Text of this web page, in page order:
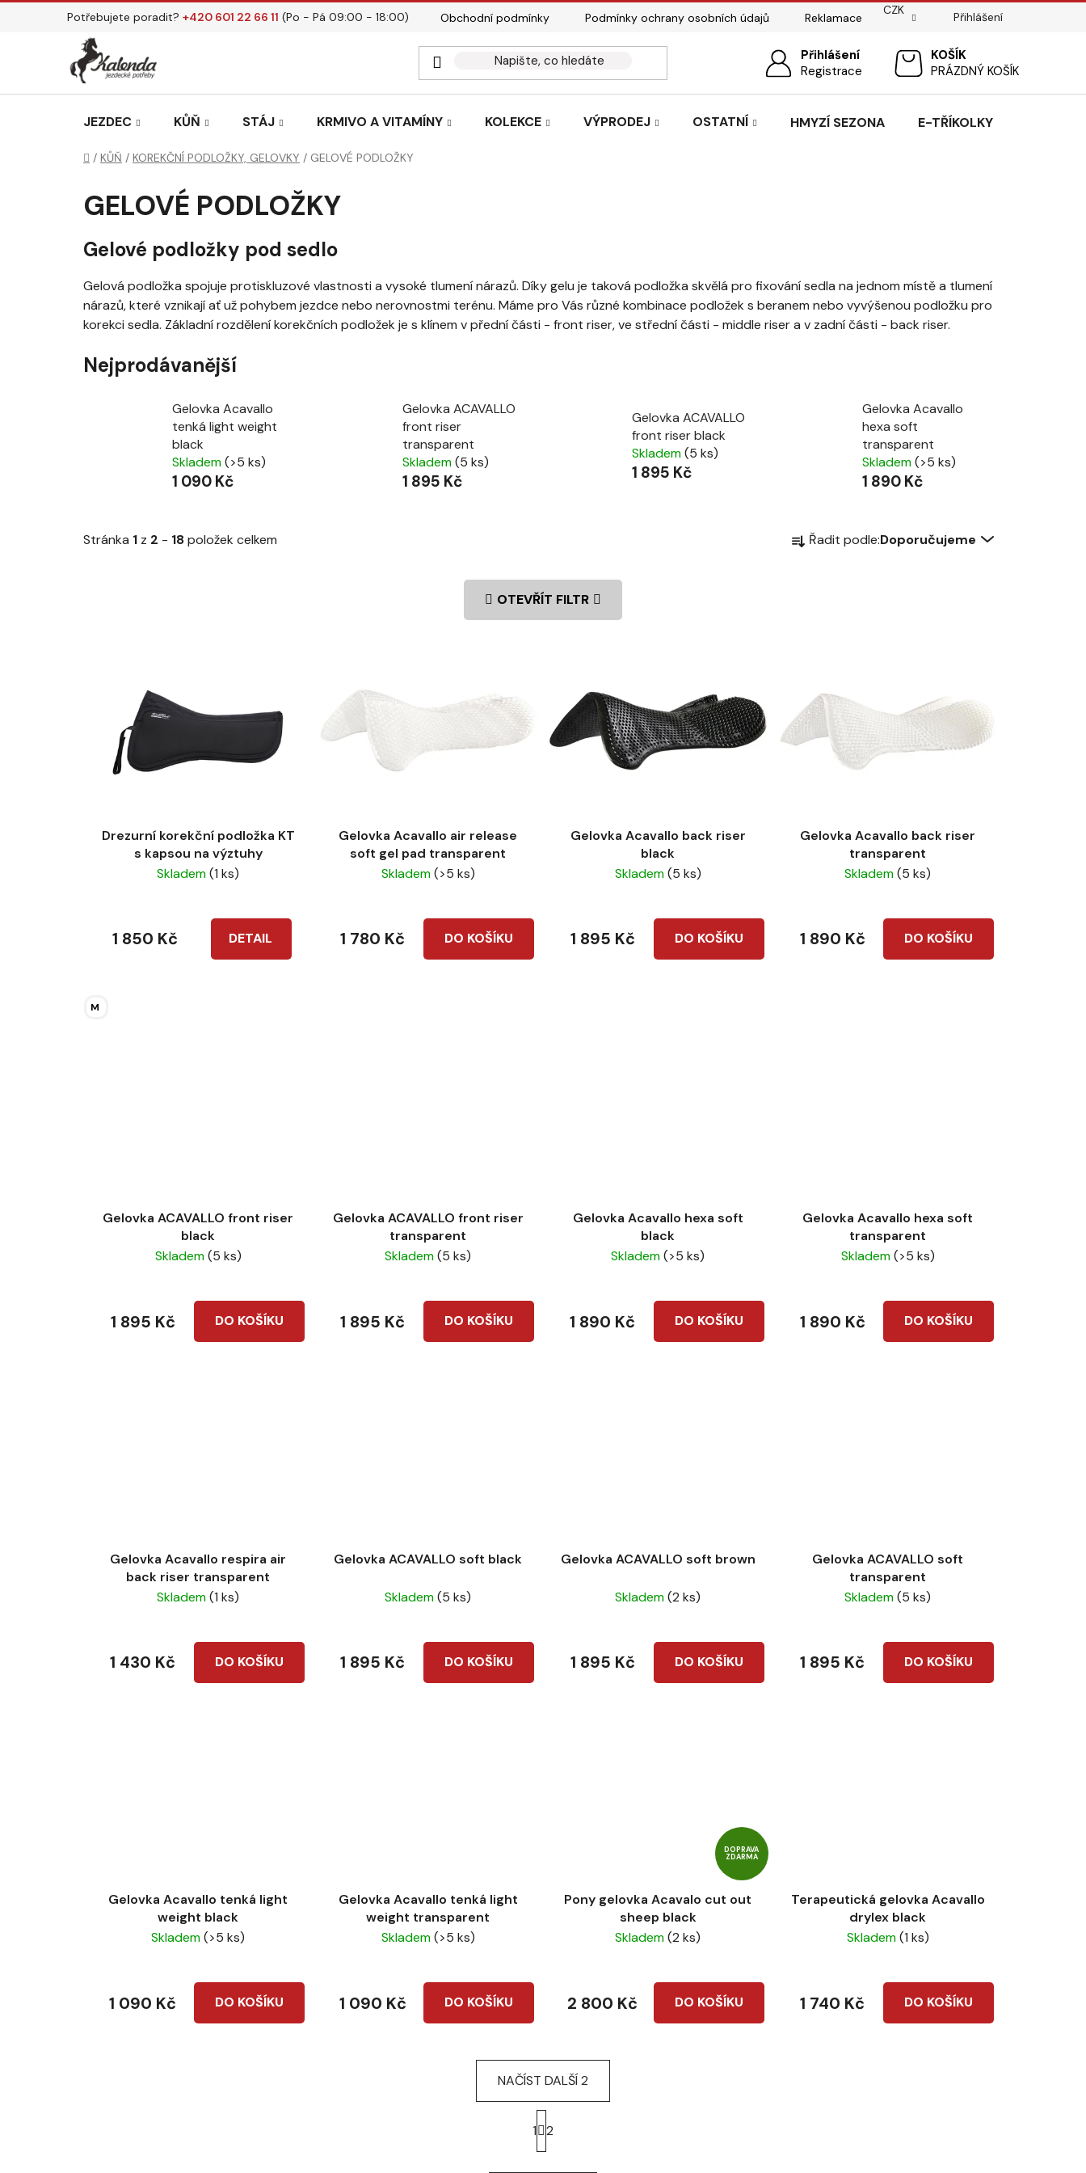
Přejít
Potřebujete poradit? +420 601 22 66 11 (Po - Pá 09:00 - 18:00) Obchodní podmínky Podmínky ochrany osobních údajů
Reklamace
Pasování sedel pro koně
CZK
Přihlášení
Přihlášení
Registrace
NÁKUPNÍPRÁZDNÝ KOŠÍK
JEZDEC KŮŇ STÁJ KRMIVO A VITAMÍNY KOLEKCE VÝPRODEJ OSTATNÍ HMYZÍ SEZONA E-TŘÍKOLKY
Domů
/ KŮŇ / KOREKČNÍ PODLOŽKY, GELOVKY / GELOVÉ PODLOŽKY
GELOVÉ PODLOŽKY
Gelové podložky pod sedlo
Gelová podložka spojuje protiskluzové vlastnosti a vysoké tlumení nárazů. Díky gelu je taková podložka skvělá pro fixování sedla na jednom místě a tlumení
nárazů, které vznikají ať už pohybem jezdce nebo nerovnostmi terénu. Máme pro Vás různé kombinace podložek s beranem nebo vyvýšenou podložku pro
korekci sedla. Základní rozdělení korekčních podložek je s klínem v přední části - front riser, ve střední části - middle riser a v zadní části - back riser.
Nejprodávanější
Gelovka Acavallo
tenká light weight
black
Skladem(>5 ks)
1 090 Kč
Gelovka ACAVALLO
front riser
transparent
Skladem(5 ks)
1 895 Kč
Gelovka ACAVALLO
front riser black
Skladem(5 ks)
1 895 Kč
Gelovka Acavallo
hexa soft
transparent
Skladem(>5 ks)
1 890 Kč
Stránka 1 z 2 - 18položek celkem
a
d
u
Řadit podle:Doporučujeme
OTEVŘÍT FILTR
Drezurní korekční podložka KT
s kapsou na výztuhy
Skladem(1 ks)
DETAIL
1 850 Kč
M
Gelovka Acavallo air release
soft gel pad transparent
Skladem(>5 ks)
DO KOŠÍKU
1 780 Kč
Gelovka Acavallo back riser
black
Skladem(5 ks)
DO KOŠÍKU
1 895 Kč
Gelovka Acavallo back riser
transparent
Skladem(5 ks)
DO KOŠÍKU
1 890 Kč
Gelovka ACAVALLO front riser
black
Skladem(5 ks)
DO KOŠÍKU
1 895 Kč
Gelovka ACAVALLO front riser
transparent
Skladem(5 ks)
DO KOŠÍKU
1 895 Kč
Gelovka Acavallo hexa soft
black
Skladem(>5 ks)
DO KOŠÍKU
1 890 Kč
Gelovka Acavallo hexa soft
transparent
Skladem(>5 ks)
DO KOŠÍKU
1 890 Kč
Gelovka Acavallo respira air
back riser transparent
Skladem(1 ks)
DO KOŠÍKU
1 430 Kč
Gelovka ACAVALLO soft black
Skladem(5 ks)
DO KOŠÍKU
1 895 Kč
Gelovka ACAVALLO soft brown
Skladem(2 ks)
DO KOŠÍKU
1 895 Kč
Gelovka ACAVALLO soft
transparent
Skladem(5 ks)
DO KOŠÍKU
1 895 Kč
Gelovka Acavallo tenká light
weight black
Skladem(>5 ks)
DO KOŠÍKU
1 090 Kč
Gelovka Acavallo tenká light
weight transparent
Skladem(>5 ks)
DO KOŠÍKU
1 090 Kč
DOPRAVA
ZDARMA
Pony gelovka Acavalo cut out
sheep black
Skladem(2 ks)
DO KOŠÍKU
2 800 Kč
Terapeutická gelovka Acavallo
drylex black
Skladem(1 ks)
DO KOŠÍKU
1 740 Kč
NAČÍST DALŠÍ 2
S
t
r
á
1 2